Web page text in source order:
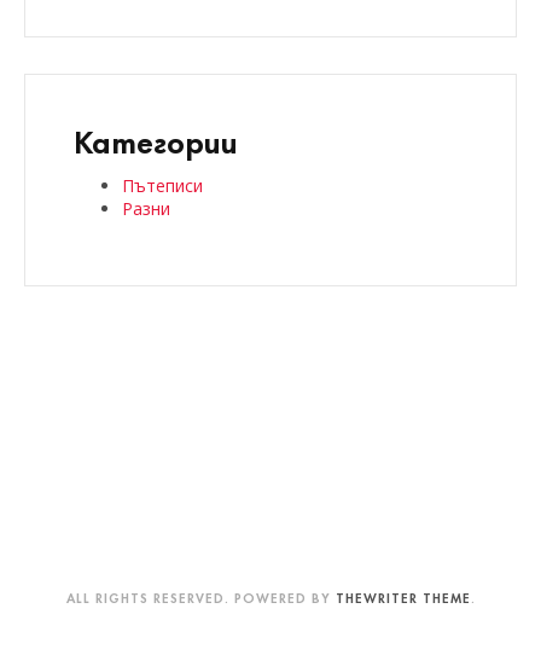
Категории
Пътеписи
Разни
ALL RIGHTS RESERVED. POWERED BY THEWRITER THEME